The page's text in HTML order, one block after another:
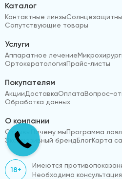
Каталог
Контактные линзы
Сопутствующие товары
Услуги
Аппаратное лечение
ОртокератологияПрайс-листы
Покупателям
АкцииДоставкаОплатаВопрос-
Обработка данных
О компании
Отзывы Почему мыПрограмма
Эксклюзивный брендБлогКарта
18+
Имеются
Необходима